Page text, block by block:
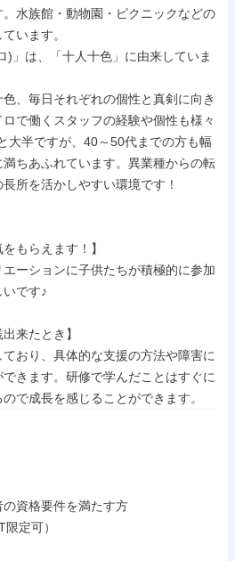
水族館・動物園・ピクニックなどの
います。
)」は、「十人十色」に由来していま
、毎日それぞれの個性と真剣に向き
で働くスタッフの経験や個性も様々
大半ですが、40～50代までの方も幅
ちあふれています。異業種からの転
所を活かしやすい環境です！
もらえます！】
ーションに子供たちが積極的に参加
です♪
来たとき】
おり、具体的な支援の方法や障害に
きます。研修で学んだことはすぐに
で成長を感じることができます。
の資格要件を満たす方
定可）